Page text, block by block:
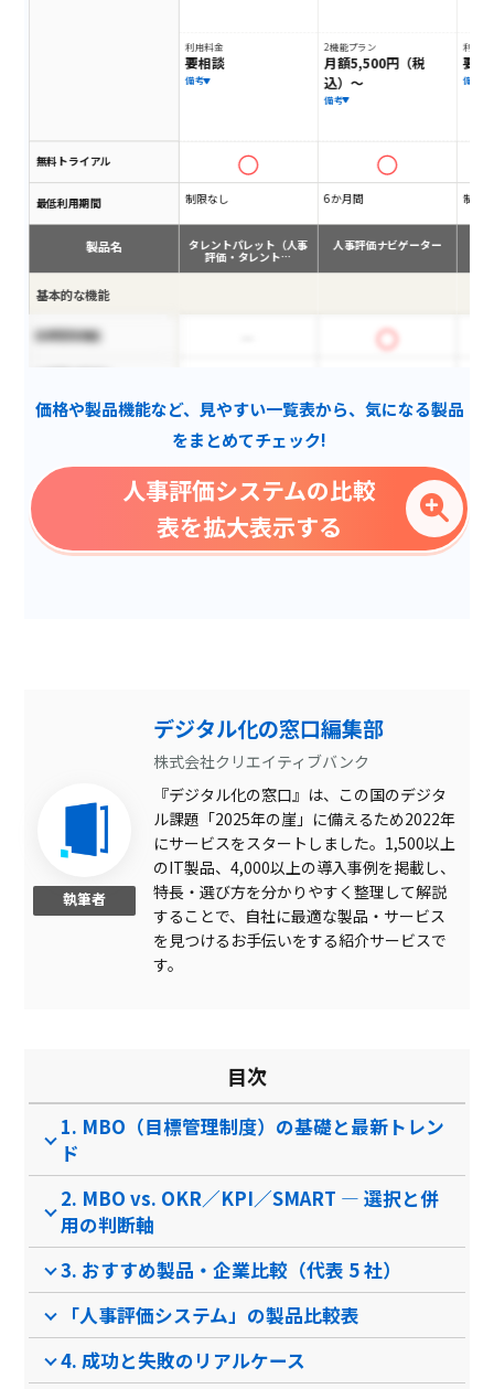
無料トライアル
最低利用期間
製品名
基本的な機能
目標管理機能
ハイパフォーマンス分析
MBO評価対応
Excel出力
評価シートのテンプレート
あり
製品名
サービス資料
無料ダウンロード
利用料金
要相談
備考
制限なし
タレントパレット（人事
評価・タレント…
資料ダウンロード
2機能プラン
月額5,500円（税
込）～
備考
6か月間
人事評価ナビゲーター
利用料
要相
備考
制限
価格や製品機能など、見やすい一覧表から、気になる製品
をまとめてチェック!
人事評価システムの比較
表を拡大表示する
執筆者
デジタル化の窓口編集部
株式会社クリエイティブバンク
『デジタル化の窓口』は、この国のデジタ
ル課題「2025年の崖」に備えるため2022年
にサービスをスタートしました。1,500以上
のIT製品、4,000以上の導入事例を掲載し、
特長・選び方を分かりやすく整理して解説
することで、自社に最適な製品・サービス
を見つけるお手伝いをする紹介サービスで
す。
目次
1. MBO（目標管理制度）の基礎と最新トレン
ド
2. MBO vs. OKR／KPI／SMART ― 選択と併
用の判断軸
3. おすすめ製品・企業比較（代表 5 社）
「人事評価システム」の製品比較表
4. 成功と失敗のリアルケース